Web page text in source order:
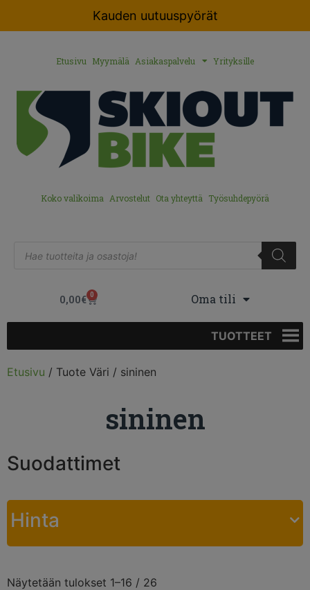
Kauden uutuuspyörät
Etusivu Myymälä Asiakaspalvelu Yrityksille
Koko valikoima Arvostelut Ota yhteyttä Työsuhdepyörä
0,00€ 0 Oma tili
TUOTTEET
Etusivu / Tuote Väri / sininen
sininen
Suodattimet
Hinta
Näytetään tulokset 1–16 / 26